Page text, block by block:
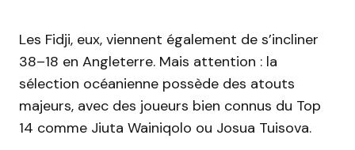
Les Fidji, eux, viennent également de s’incliner
38–18 en Angleterre. Mais attention : la
sélection océanienne possède des atouts
majeurs, avec des joueurs bien connus du Top
14 comme Jiuta Wainiqolo ou Josua Tuisova.